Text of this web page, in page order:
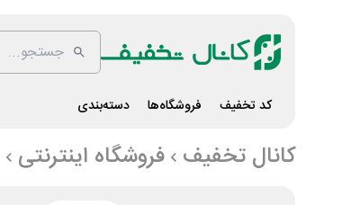
کد تخفیف فروشگاه‌ها دسته‌بندی
کانال تخفیف فروشگاه اینترنتی